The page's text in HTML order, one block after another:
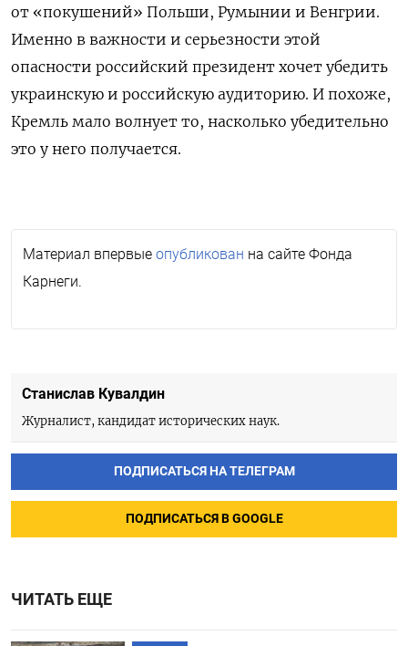
от «покушений» Польши, Румынии и Венгрии.
Именно в важности и серьезности этой
опасности российский президент хочет убедить
украинскую и российскую аудиторию. И похоже,
Кремль мало волнует то, насколько убедительно
это у него получается.
Материал впервые опубликован на сайте Фонда
Карнеги.
Станислав Кувалдин
Журналист, кандидат исторических наук.
ПОДПИСАТЬСЯ НА ТЕЛЕГРАМ
ПОДПИСАТЬСЯ В GOOGLE
ЧИТАТЬ ЕЩЕ